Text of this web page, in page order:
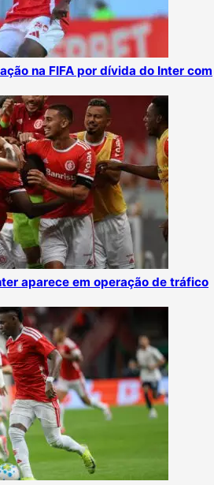
na FIFA por dívida do Inter com
aparece em operação de tráfico